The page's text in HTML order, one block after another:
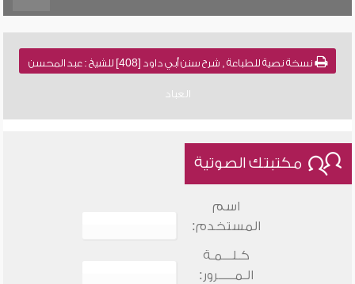
نسخة نصية للطباعة , شرح سنن أبي داود [408] للشيخ : عبد المحسن
العباد
مكتبتك الصوتية
اسم
المستخدم:
كـلـــمـة
الـمـــــرور: